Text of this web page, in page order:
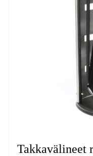
Takkavälineet